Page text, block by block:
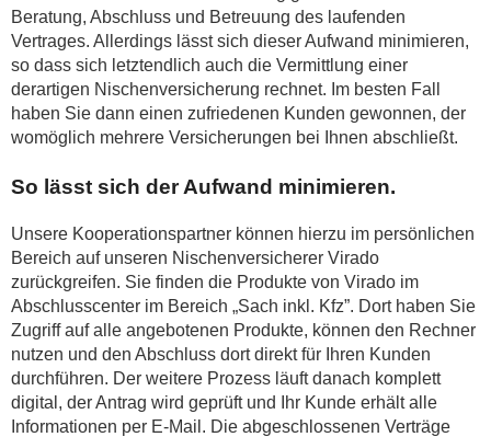
Beratung, Abschluss und Betreuung des laufenden
Vertrages. Allerdings lässt sich dieser Aufwand minimieren,
so dass sich letztendlich auch die Vermittlung einer
derartigen Nischenversicherung rechnet. Im besten Fall
haben Sie dann einen zufriedenen Kunden gewonnen, der
womöglich mehrere Versicherungen bei Ihnen abschließt.
So lässt sich der Aufwand minimieren.
Unsere Kooperationspartner können hierzu im persönlichen
Bereich auf unseren Nischenversicherer Virado
zurückgreifen. Sie finden die Produkte von Virado im
Abschlusscenter im Bereich „Sach inkl. Kfz”. Dort haben Sie
Zugriff auf alle angebotenen Produkte, können den Rechner
nutzen und den Abschluss dort direkt für Ihren Kunden
durchführen. Der weitere Prozess läuft danach komplett
digital, der Antrag wird geprüft und Ihr Kunde erhält alle
Informationen per E-Mail. Die abgeschlossenen Verträge